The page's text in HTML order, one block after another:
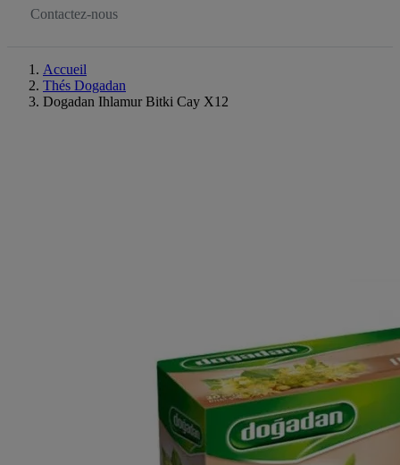
Contactez-nous
Accueil
Thés Dogadan
Dogadan Ihlamur Bitki Cay X12